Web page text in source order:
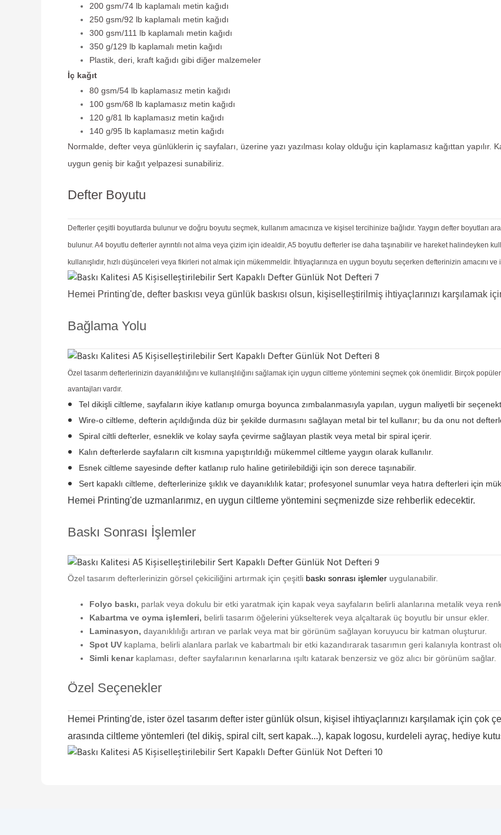
200 gsm/74 lb kaplamalı metin kağıdı
250 gsm/92 lb kaplamalı metin kağıdı
300 gsm/111 lb kaplamalı metin kağıdı
350 g/129 lb kaplamalı metin kağıdı
Plastik, deri, kraft kağıdı gibi diğer malzemeler
İç kağıt
80 gsm/54 lb kaplamasız metin kağıdı
100 gsm/68 lb kaplamasız metin kağıdı
120 g/81 lb kaplamasız metin kağıdı
140 g/95 lb kaplamasız metin kağıdı
Normalde, defter veya günlüklerin iç sayfaları, üzerine yazı yazılması kolay olduğu için kaplamasız kağıttan yapılır.
uygun geniş bir kağıt yelpazesi sunabiliriz.
Defter Boyutu
Defterler çeşitli boyutlarda bulunur ve doğru boyutu seçmek, kullanım amacınıza ve kişisel tercihinize bağlıdır. Yaygın defter boyutları
bulunur. A4 boyutlu defterler ayrıntılı not alma veya çizim için idealdir, A5 boyutlu defterler ise daha taşınabilir ve hareket halindeyken
kullanışlıdır, hızlı düşünceleri veya fikirleri not almak için mükemmeldir. İhtiyaçlarınıza en uygun boyutu seçerken defterinizin amacını
Hemei Printing'de, defter baskısı veya günlük baskısı olsun, kişiselleştirilmiş ihtiyaçlarınızı karşılamak
Bağlama Yolu
Özel tasarım defterlerinizin dayanıklılığını ve kullanışlılığını sağlamak için uygun ciltleme yöntemini seçmek çok önemlidir. Birçok
avantajları vardır.
Tel dikişli ciltleme, sayfaların ikiye katlanıp omurga boyunca zımbalanmasıyla yapılan, uygun maliyetli bir
Wire-o ciltleme, defterin açıldığında düz bir şekilde durmasını sağlayan metal bir tel kullanır; bu da onu not
Spiral ciltli defterler, esneklik ve kolay sayfa çevirme sağlayan plastik veya metal bir spiral içerir.
Kalın defterlerde sayfaların cilt kısmına yapıştırıldığı mükemmel ciltleme yaygın olarak kullanılır.
Esnek ciltleme sayesinde defter katlanıp rulo haline getirilebildiği için son derece taşınabilir.
Sert kapaklı ciltleme, defterlerinize şıklık ve dayanıklılık katar; profesyonel sunumlar veya hatıra defterleri için
Hemei Printing'de uzmanlarımız, en uygun ciltleme yöntemini seçmenizde size rehberlik edecektir.
Baskı Sonrası İşlemler
Özel tasarım defterlerinizin görsel çekiciliğini artırmak için çeşitli baskı sonrası işlemleruygulanabilir.
Folyo baskı, parlak veya dokulu bir etki yaratmak için kapak veya sayfaların belirli alanlarına metalik veya
Kabartma ve oyma işlemleri, belirli tasarım öğelerini yükselterek veya alçaltarak üç boyutlu bir unsur ekler.
Laminasyon, dayanıklılığı artıran ve parlak veya mat bir görünüm sağlayan koruyucu bir katman oluşturur.
Spot UVkaplama, belirli alanlara parlak ve kabartmalı bir etki kazandırarak tasarımın geri kalanıyla kontrast
Simli kenarkaplaması, defter sayfalarının kenarlarına ışıltı katarak benzersiz ve göz alıcı bir görünüm sağlar.
Özel Seçenekler
Hemei Printing'de, ister özel tasarım defter ister günlük olsun, kişisel ihtiyaçlarınızı karşılamak için
arasında ciltleme yöntemleri (tel dikiş, spiral cilt, sert kapak...), kapak logosu, kurdeleli ayraç, hediye